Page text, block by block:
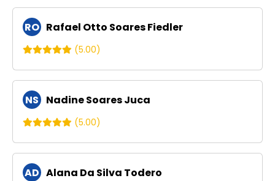
RO Rafael Otto Soares Fiedler
(5.00)
NS Nadine Soares Juca
(5.00)
AD Alana Da Silva Todero